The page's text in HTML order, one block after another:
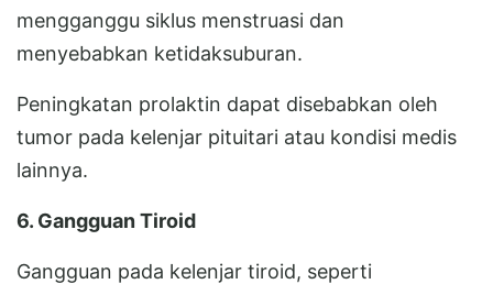
mengganggu siklus menstruasi dan
menyebabkan ketidaksuburan.
Peningkatan prolaktin dapat disebabkan oleh
tumor pada kelenjar pituitari atau kondisi medis
lainnya.
6. Gangguan Tiroid
Gangguan pada kelenjar tiroid, seperti